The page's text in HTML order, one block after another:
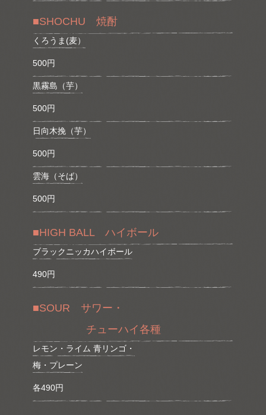
■SHOCHU 焼酎
くろうま(麦）
500円
黒霧島（芋）
500円
日向木挽（芋）
500円
雲海（そば）
500円
■HIGH BALL ハイボール
ブラックニッカハイボール
490円
■SOUR サワー・
チューハイ各種
レモン・ライム 青リンゴ・
梅・プレーン
各490円